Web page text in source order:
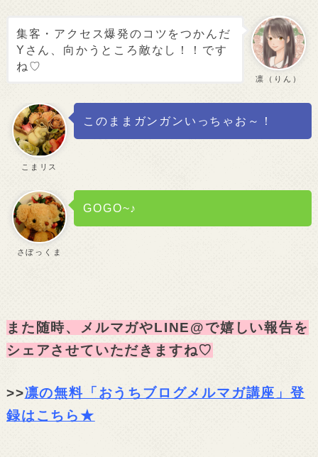
凛（りん）
集客・アクセス爆発のコツをつかんだ
Yさん、向かうところ敵なし！！です
ね♡
こまリス
このままガンガンいっちゃお～！
さぼっくま
GOGO~♪
また随時、メルマガやLINE@で嬉しい報告を
シェアさせていただきますね♡
>>凛の無料「おうちブログメルマガ講座」登
録はこちら★